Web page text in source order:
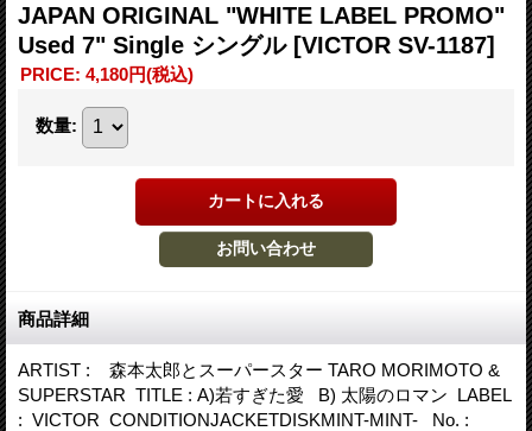
JAPAN ORIGINAL "WHITE LABEL PROMO"
Used 7" Single シングル [VICTOR SV-1187]
PRICE: 4,180円(税込)
数量:
商品詳細
ARTIST : 森本太郎とスーパースター TARO MORIMOTO &
SUPERSTAR TITLE : A)若すぎた愛 B) 太陽のロマン LABEL
: VICTOR CONDITIONJACKETDISKMINT-MINT- No. :